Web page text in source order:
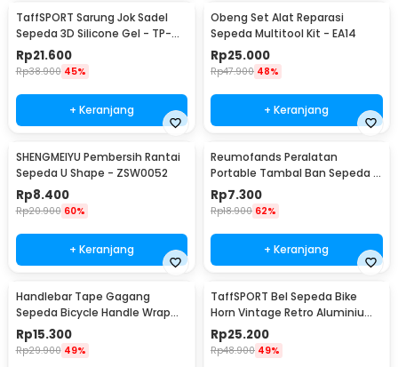
TaffSPORT Sarung Jok Sadel
Sepeda 3D Silicone Gel - TP-
ZT01
Rp21.600
Rp38.900 45%
+ Keranjang
Obeng Set Alat Reparasi
Sepeda Multitool Kit - EA14
Rp25.000
Rp47.900 48%
+ Keranjang
SHENGMEIYU Pembersih Rantai
Sepeda U Shape - ZSW0052
Rp8.400
Rp20.900 60%
+ Keranjang
Reumofands Peralatan
Portable Tambal Ban Sepeda -
RM21388
Rp7.300
Rp18.900 62%
+ Keranjang
Handlebar Tape Gagang
Sepeda Bicycle Handle Wrap
2M 30mm 2 PCS - GH-081H
Rp15.300
Rp29.900 49%
TaffSPORT Bel Sepeda Bike
Horn Vintage Retro Aluminium
Alloy 85dB - CL-05
Rp25.200
Rp48.900 49%